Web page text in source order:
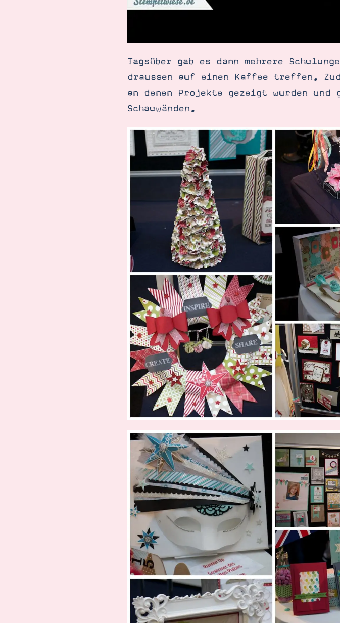
Tagsüber gab es dann mehrere
draussen auf einen Kaffee treffen.
an denen Projekte gezeigt wurden
Schauwänden.